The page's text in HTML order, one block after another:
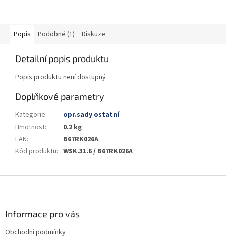
Popis Podobné (1) Diskuze
Detailní popis produktu
Popis produktu není dostupný
Doplňkové parametry
Kategorie:
opr.sady ostatní
Hmotnost:
0.2 kg
EAN:
B67RK026A
Kód produktu: WSK.31.6 / B67RK026A
Informace pro vás
Obchodní podmínky